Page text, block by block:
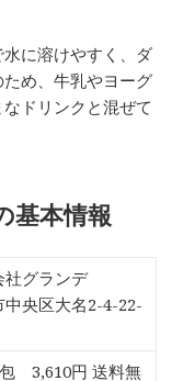
に溶けやすく、ダ
め、牛乳やヨーグ
ドリンクと混ぜて
基本情報
社グランデ
中央区大名2-4-22-
3,610円 送料無